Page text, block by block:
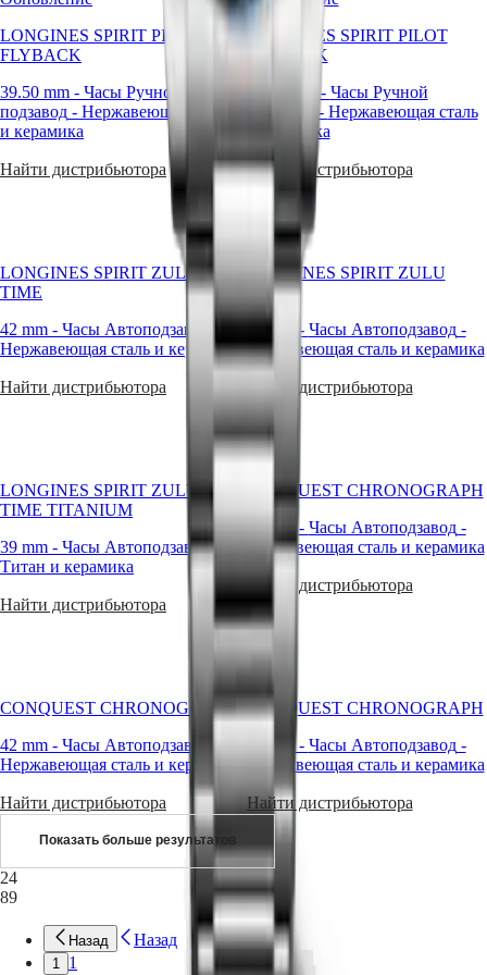
По
цвету
Сервис
Инструкции
уходу
часы
обслуживания
Гарантия
Найти
сервисный
Наши
миры
Наша
история
музей
и
Часовое
мастерство
и
Работа
у
Мужские
Женские
часы
LONGINES SPIRIT PILOT
FLYBACK
39.50 mm - Часы Ручной
подзавод - Нержавеющая сталь
и керамика
Найти дистрибьютора
LONGINES SPIRIT PILOT
FLYBACK
39.50 mm
- Часы Ручной
подзавод
- Нержавеющая сталь
и керамика
Найти дистрибьютора
LONGINES SPIRIT ZULU
TIME
42 mm - Часы Автоподзавод
-
Нержавеющая сталь и керамика
Найти дистрибьютора
LONGINES SPIRIT ZULU
TIME
39 mm
- Часы Автоподзавод-
Нержавеющая сталь и керамика
Найти дистрибьютора
LONGINES SPIRIT ZULU
TIME TITANIUM
39 mm - Часы Автоподзавод-
Титан и керамика
Найти дистрибьютора
CONQUEST CHRONOGRAPH
42 mm- Часы Автоподзавод-
Нержавеющая сталь и керамика
Найти дистрибьютора
CONQUEST CHRONOGRAPH
42 mm - Часы Автоподзавод
-
Нержавеющая сталь и керамика
Найти дистрибьютора
CONQUEST CHRONOGRAPH
- Часы Автоподзавод-
Нержавеющая сталь и керамика
Найти дистрибьютора
Показать больше результатов
24
89
Назад Назад
1 1